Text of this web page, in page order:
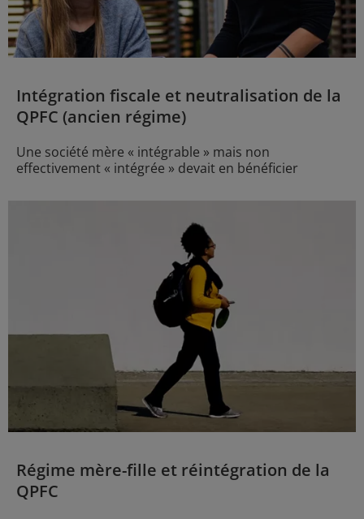
Intégration fiscale et neutralisation de la
QPFC (ancien régime)
Une société mère « intégrable » mais non
effectivement « intégrée » devait en bénéficier
Régime mère-fille et réintégration de la
QPFC